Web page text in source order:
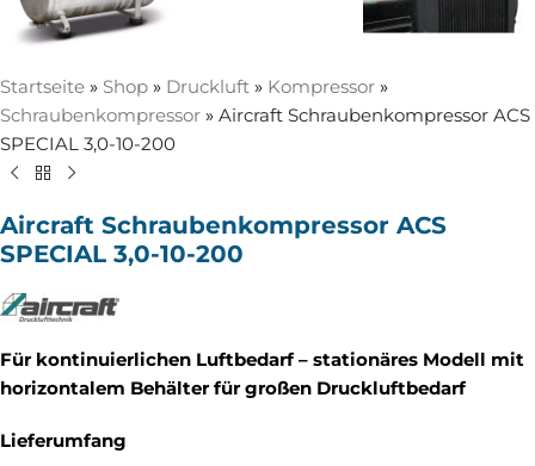
Startseite » Shop » Druckluft » Kompressor »
Schraubenkompressor » Aircraft Schraubenkompressor ACS
SPECIAL 3,0-10-200
Aircraft Schraubenkompressor ACS
SPECIAL 3,0-10-200
Für kontinuierlichen Luftbedarf – stationäres Modell mit
horizontalem Behälter für großen Druckluftbedarf
Lieferumfang